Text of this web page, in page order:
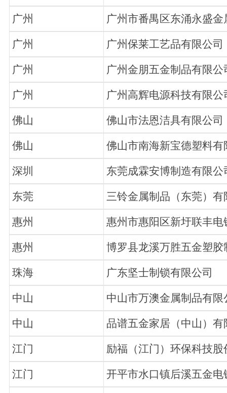
广州 广州市番禺区东涌永盛
广州 广州保莱工艺品有限公司
广州 广州金朋五金制品有限公
广州 广州高辉电源科技有限公
佛山 佛山市法恩洁具有限公司
佛山 佛山市南海新宝德塑料有
深圳 东莞成霖安博制造有限公
东莞 三铃金属制品（东莞）有
惠州 惠州市惠阳区新圩联丰电
惠州 博罗县龙溪万胜五金塑胶
珠海 广东坚士制锁有限公司
中山 中山市万澳金属制品有限
中山 品谱五金家居（中山）有
江门 励福（江门）环保科技股
江门 开平市水口镇后溪五金电